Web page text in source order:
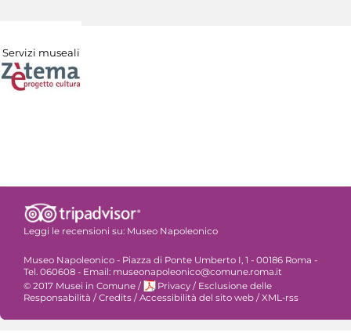
Servizi museali
Leggi le recensioni su: Museo Napoleonico
Museo Napoleonico - Piazza di Ponte Umberto I, 1 - 00186 Roma -
Tel. 060608 - Email: museonapoleonico@comune.roma.it
© 2017 Musei in Comune / Privacy / Esclusione delle
Responsabilità /Credits /Accessibilità del sito web /XML-rss